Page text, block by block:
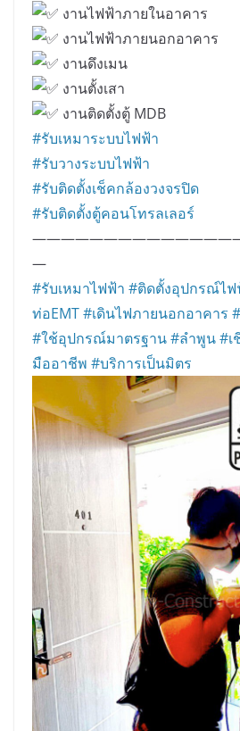
งานไฟฟ้าภายในอาคาร
งานไฟฟ้าภายนอกอาคาร
งานดึงเมน
งานตั้งเสา
งานติดตั้งตู้ MDB
#รับเหมาระบบไฟฟ้า
#รับวางระบบไฟฟ้า
#รับติดตั้งเช็คกล้องวงจรปิด
#รับติดตั้งตู้คอนโทรลเลอร์
—
#รับเหมาไฟฟ้า #ติดตั้งอุปกรณ์ไฟ
ท่อEMT#เดินไฟภายนอกอาคาร
#ใช้อุปกรณ์มาตรฐาน#ลำพูน#เ
มืออาชีพ #บริการเป็นมิตร